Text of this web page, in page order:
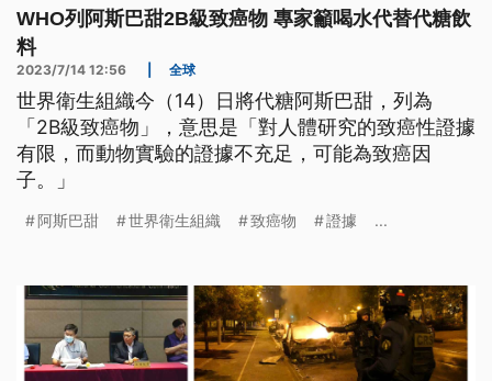
WHO列阿斯巴甜2B級致癌物 專家籲喝水代替代糖飲
料
2023/7/14 12:56 全球
世界衛生組織今（14）日將代糖阿斯巴甜，列為
「2B級致癌物」，意思是「對人體研究的致癌性證據
有限，而動物實驗的證據不充足，可能為致癌因
子。」
阿斯巴甜 世界衛生組織 致癌物 證據 ...